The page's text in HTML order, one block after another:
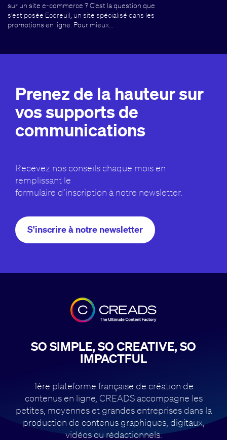
sur un site e-commerce ? C'est la question que
s'est posée Ecoreuil, un site spécialisé dans les
promotions en ligne. Pour mieux…
Prenez de la hauteur sur
vos supports de
communications
Recevez nos conseils chaque mois en
remplissant le
formulaire d’inscription à notre newsletter.
S'inscrire à notre newsletter
SO SIMPLE, SO CREATIVE, SO
IMPACTFUL
1ère plateforme française de création de
contenus en ligne, CREADS accompagne les
petites, moyennes et grandes entreprises dans la
production de contenus graphiques, digitaux,
vidéos ou rédactionnels.